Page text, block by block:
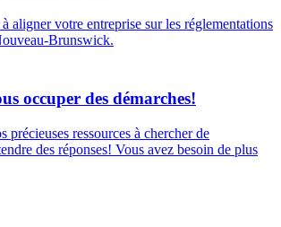
aligner votre entreprise sur les réglementations
Brunswick.
occuper des démarches!
précieuses ressources à chercher de
des réponses! Vous avez besoin de plus